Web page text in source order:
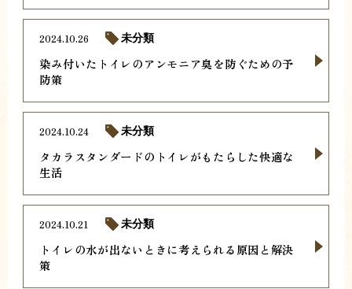
染み付いたトイレのアンモニア臭を防ぐための予
防策
2024.10.26 未分類
タカラスタンダードのトイレがもたらした快適な
生活
2024.10.24 未分類
トイレの水が出ないときに考えられる原因と解決
策
2024.10.21 未分類